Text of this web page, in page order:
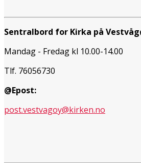
Sentralbord for Kirka på
Mandag - Fredag kl 10.00-14.00
Tlf. 76056730
@Epost:
post.vestvagoy@kirken.no